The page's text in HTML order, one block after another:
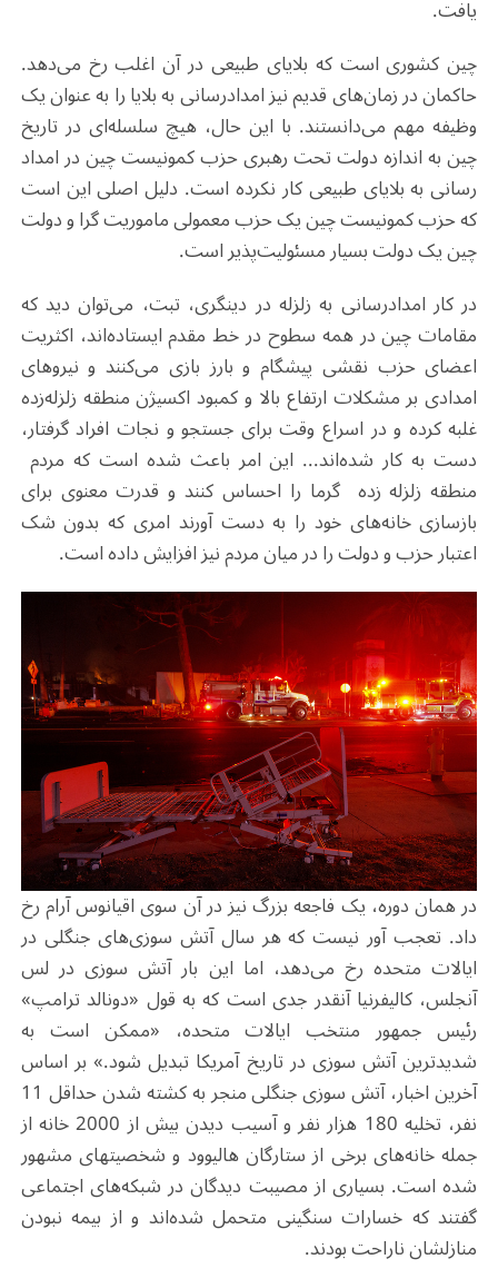
یافت.
چین کشوری است که بلایای طبیعی در آن اغلب رخ می‌دهد.
حاکمان در زمان‌های قدیم نیز امدادرسانی به بلایا را به عنوان یک
وظیفه مهم می‌دانستند. با این حال، هیچ سلسله‌ای در تاریخ
چین به اندازه دولت تحت رهبری حزب کمونیست چین در امداد
رسانی به بلایای طبیعی کار نکرده است. دلیل اصلی این است
که حزب کمونیست چین یک حزب معمولی ماموریت گرا و دولت
چین یک دولت بسیار مسئولیت‌پذیر است.
در کار امدادرسانی به زلزله در دینگری، تبت، می‌توان دید که
مقامات چین در همه سطوح در خط مقدم ایستاده‌اند، اکثریت
اعضای حزب نقشی پیشگام و بارز بازی می‌کنند و نیروهای
امدادی بر مشکلات ارتفاع بالا و کمبود اکسیژن منطقه زلزله‌زده
غلبه کرده و در اسراع وقت برای جستجو و نجات افراد گرفتار،
دست به کار شده‌اند... این امر باعث شده است که مردم
منطقه زلزله زده گرما را احساس کنند و قدرت معنوی برای
بازسازی خانه‌های خود را به دست آورند امری که بدون شک
اعتبار حزب و دولت را در میان مردم نیز افزایش داده است.
در همان دوره، یک فاجعه بزرگ نیز در آن سوی اقیانوس آرام رخ
داد. تعجب آور نیست که هر سال آتش سوزی‌های جنگلی در
ایالات متحده رخ می‌دهد، اما این بار آتش سوزی در لس
آنجلس، کالیفرنیا آنقدر جدی است که به قول «دونالد ترامپ»
رئیس جمهور منتخب ایالات متحده، «ممکن است به
شدیدترین آتش سوزی در تاریخ آمریکا تبدیل شود.» بر اساس
آخرین اخبار، آتش سوزی جنگلی منجر به کشته شدن حداقل 11
نفر، تخلیه 180 هزار نفر و آسیب دیدن بیش از 2000 خانه از
جمله خانه‌های برخی از ستارگان هالیوود و شخصیتهای مشهور
شده است. بسیاری از مصیبت دیدگان در شبکه‌های اجتماعی
گفتند که خسارات سنگینی متحمل شده‌اند و از بیمه نبودن
منازلشان ناراحت بودند.